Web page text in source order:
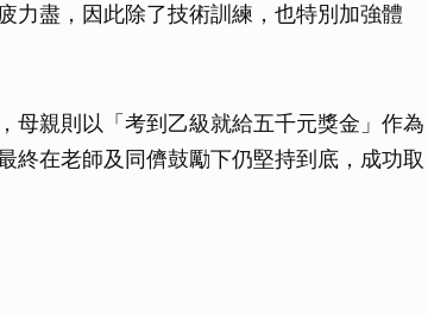
力盡，因此除了技術訓練，也特別加強體
母親則以「考到乙級就給五千元獎金」作為
終在老師及同儕鼓勵下仍堅持到底，成功取